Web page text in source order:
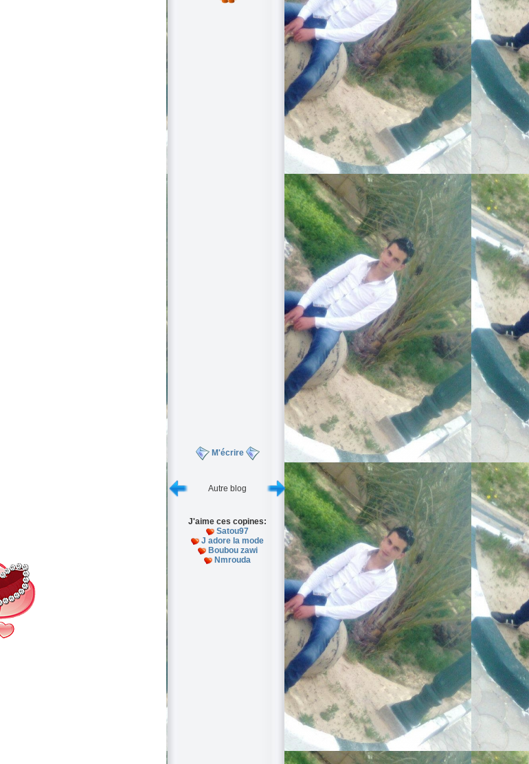
M'écrire
Autre blog
J'aime ces copines:
Satou97
J adore la mode
Boubou zawi
Nmrouda